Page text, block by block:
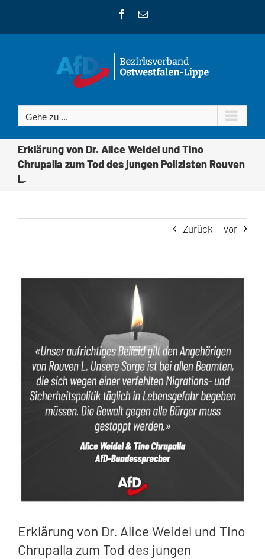
Facebook
E-
Gehe zu ...
Erklärung von Dr. Alice Weidel und Tino
Chrupalla zum Tod des jungen Polizisten Rouven
L.
Zurück Vor
Zeige
Erklärung von Dr. Alice Weidel und Tino
Chrupalla zum Tod des jungen